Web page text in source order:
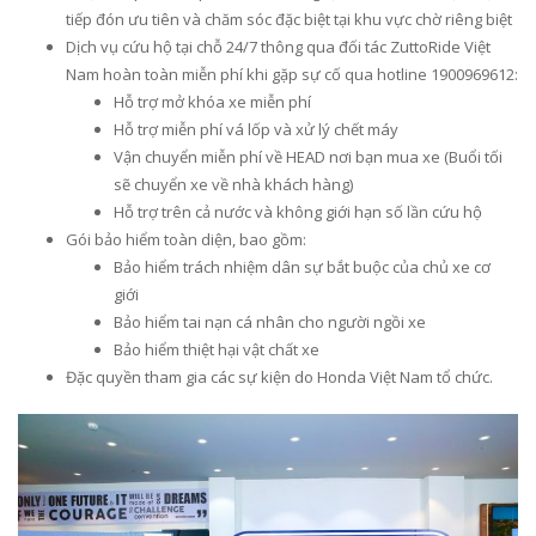
tiếp đón ưu tiên và chăm sóc đặc biệt tại khu vực chờ riêng biệt
Dịch vụ cứu hộ tại chỗ 24/7 thông qua đối tác ZuttoRide Việt
Nam hoàn toàn miễn phí khi gặp sự cố qua hotline 1900969612:
Hỗ trợ mở khóa xe miễn phí
Hỗ trợ miễn phí vá lốp và xử lý chết máy
Vận chuyển miễn phí về HEAD nơi bạn mua xe (Buổi tối
sẽ chuyển xe về nhà khách hàng)
Hỗ trợ trên cả nước và không giới hạn số lần cứu hộ
Gói bảo hiểm toàn diện, bao gồm:
Bảo hiểm trách nhiệm dân sự bắt buộc của chủ xe cơ
giới
Bảo hiểm tai nạn cá nhân cho người ngồi xe
Bảo hiểm thiệt hại vật chất xe
Đặc quyền tham gia các sự kiện do Honda Việt Nam tổ chức.